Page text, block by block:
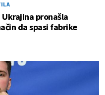
pronašla
da spasi fabrike